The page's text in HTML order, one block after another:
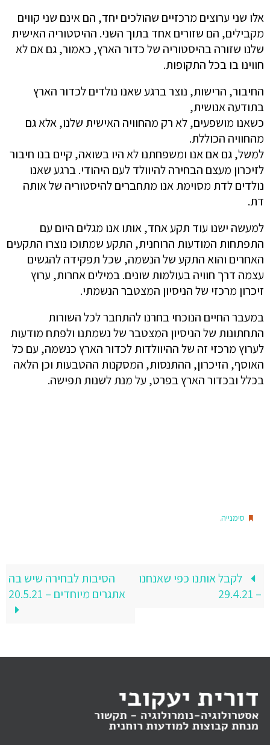
אלו שני ערוצים מרכזיים שהולכים יחד, הם אינם שני קווים
מקבילים, הם שזורים אחד בתוך השני. ההיסטוריה האישית
שלנו שזורה בהיסטוריה של כדור הארץ, כאמור, גם אם לא
חווינו בו בכל התקופות.
החיבור, הרישות, נוצר ברגע שאנו נולדים לכדור הארץ
בתודעה אנושית,
כשאנו מושפעים, לא רק מהחוויה האישית שלנו, אלא גם
מהחוויה הכוללת.
למשל, גם אם אנו ומשפחתנו לא היו בשואה, קיים בנו חיבור
לזיכרון מעצם הבחירה להיוולד לעם היהודי. ברגע שאנו
נולדים לדת מסוימת אנו מתחברים להיסטוריה של אותה
דת.
למעשה ישנו עוד תקע אחד, אותו אנו מגלים היום עם
התפתחות המודעות הרוחנית, התקע שמתוכו נוצרו התקעים
האחרים והוא התקע של הנשמה, שכל תפקידה להגשים
עצמה דרך חוויה בעולמות שונים. במילים אחרות, ערוץ
זיכרון מרכזי של הניסיון המצטבר הנשמתי.
במעבר החיים הנוכחי בחרנו להתחבר לכל השורות
התחתונות של הניסיון המצטבר של נשמתנו ולפתח מודעות
לערוץ מרכזי זה של ההיוולדות לכדור הארץ כנשמה, עם כל
האוסף, הזיכרון, ההתנסות, המסקנות ההטבעות וכן הלאה
בכלל ובכדור הארץ בפרט, על מנת לשנות תפישה.
סימנייה.
לקבל אותנו כפי שאנחנו
– 29.4.21
הסיבות לבחירה שיש בה
אתגרים מיוחדים – 20.5.21